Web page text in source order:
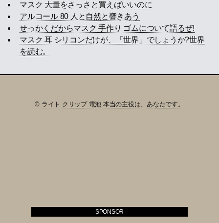
マスク 大量をさっさと買えばいいのに
アルコール 80 人と自然と響きあう
せっかくだからマスク 手作り ゴムについて語るぜ!
マスク 耳 シリコンだけが、「世界」でしょうか?世界
を読む。
© ライト クリップ 電池 本当の主役は、あなたです。
SPONSOR